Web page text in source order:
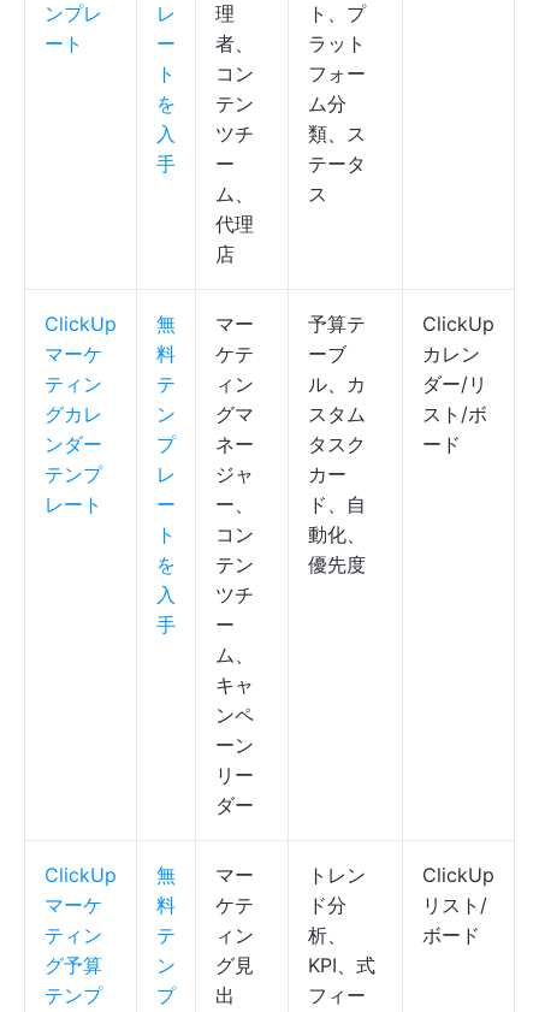
ンプレ
ート
レ
ー
ト
を
入
手
理
者、
コン
テン
ツチ
ー
ム、
代理
店
ト、プ
ラット
フォー
ム分
類、ス
テータ
ス
ClickUp
マーケ
ティン
グカレ
ンダー
テンプ
レート
無
料
テ
ン
プ
レ
ー
ト
を
入
手
マー
ケテ
ィン
グマ
ネー
ジャ
ー、
コン
テン
ツチ
ー
ム、
キャ
ンペ
ーン
リー
ダー
予算テ
ーブ
ル、カ
スタム
タスク
カー
ド、自
動化、
優先度
ClickUp
カレン
ダー/リ
スト/ボ
ード
ClickUp
マーケ
ティン
グ予算
テンプ
無
料
テ
ン
プ
マー
ケテ
ィン
グ見
出
トレン
ド分
析、
KPI、式
フィー
ClickUp
リスト/
ボード